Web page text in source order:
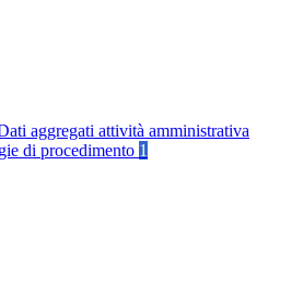
aggregati attività amministrativa
di procedimento 1